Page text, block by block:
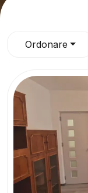
Ordonare